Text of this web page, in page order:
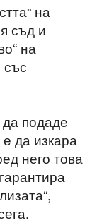
на
съд и
на
със
подаде
да изкара
него това